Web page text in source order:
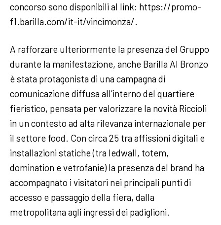
concorso sono disponibili al link: https://promo-
f1.barilla.com/it-it/vincimonza/.
A rafforzare ulteriormente la presenza del Gruppo
durante la manifestazione, anche Barilla Al Bronzo
è stata protagonista di una campagna di
comunicazione diffusa all’interno del quartiere
fieristico, pensata per valorizzare la novità Riccioli
in un contesto ad alta rilevanza internazionale per
il settore food. Con circa 25 tra affissioni digitali e
installazioni statiche (tra ledwall, totem,
domination e vetrofanie) la presenza del brand ha
accompagnato i visitatori nei principali punti di
accesso e passaggio della fiera, dalla
metropolitana agli ingressi dei padiglioni.